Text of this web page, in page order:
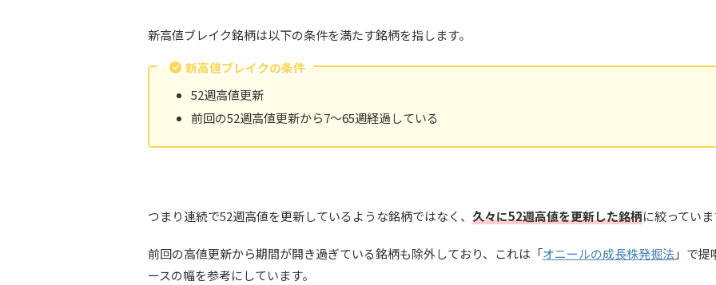
新高値ブレイク銘柄は以下の条件を満たす銘柄を指します。
新高値ブレイクの条件
52週高値更新
前回の52週高値更新から7〜65週経過している
つまり連続で52週高値を更新しているような銘柄ではなく、 久々に52週高値を更新した銘柄に絞ってい
前回の高値更新から期間が開き過ぎている銘柄も除外しており、これは「オニールの成長株発掘法」で
ースの幅を参考にしています。